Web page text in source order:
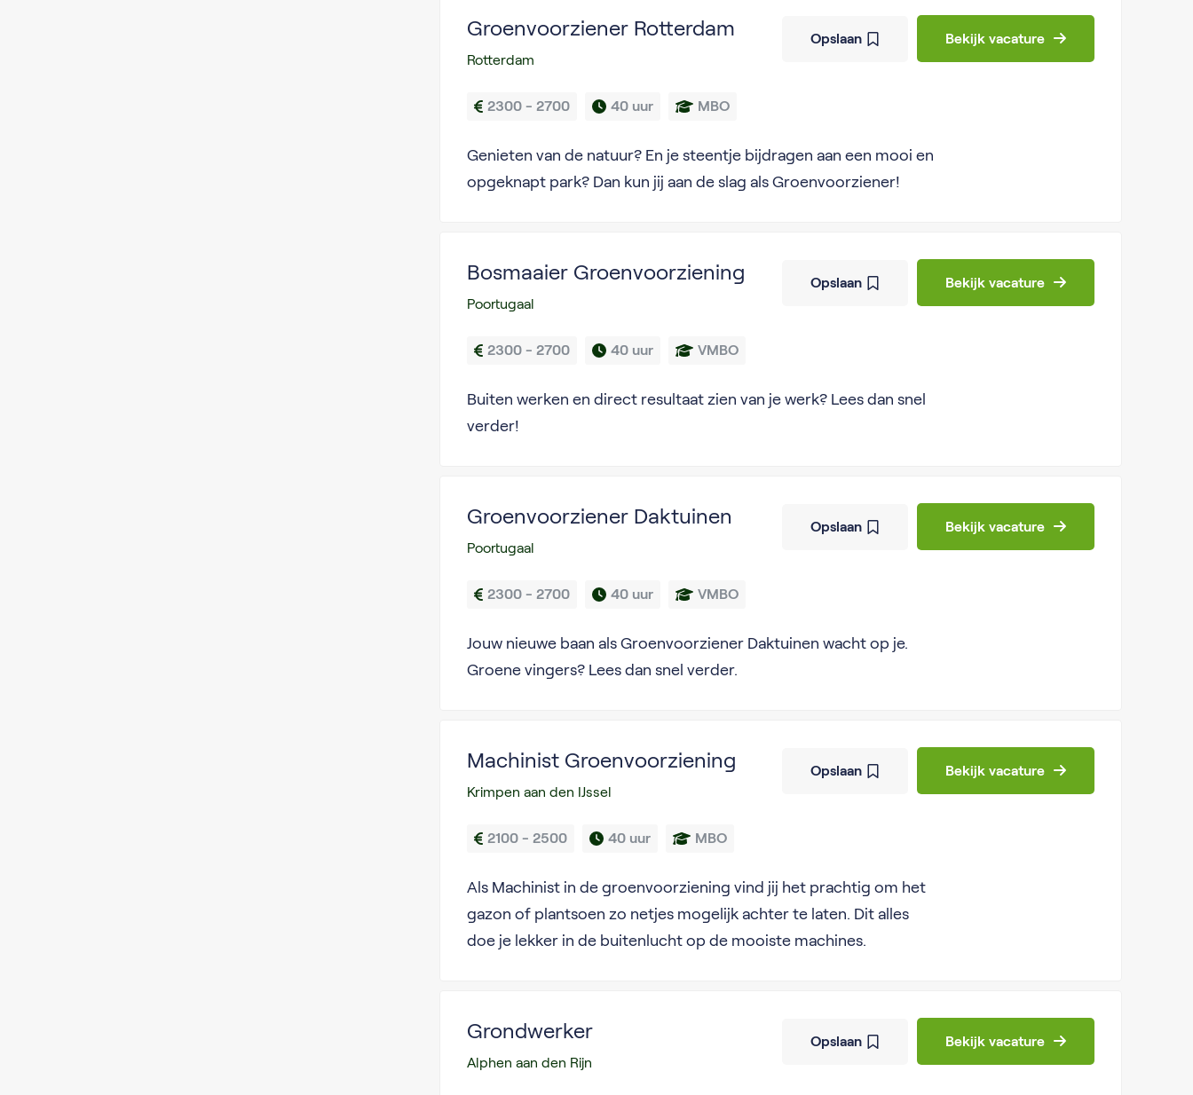
Groenvoorziener Rotterdam
Rotterdam
2300 - 2700 40 uur MBO
Genieten van de natuur? En je steentje bijdragen aan een mooi en
opgeknapt park? Dan kun jij aan de slag als Groenvoorziener!
Opslaan Bekijk vacature
Bosmaaier Groenvoorziening
Poortugaal
2300 - 2700 40 uur VMBO
Buiten werken en direct resultaat zien van je werk? Lees dan snel
verder!
Opslaan Bekijk vacature
Groenvoorziener Daktuinen
Poortugaal
2300 - 2700 40 uur VMBO
Jouw nieuwe baan als Groenvoorziener Daktuinen wacht op je.
Groene vingers? Lees dan snel verder.
Opslaan Bekijk vacature
Machinist Groenvoorziening
Krimpen aan den IJssel
2100 - 2500 40 uur MBO
Als Machinist in de groenvoorziening vind jij het prachtig om het
gazon of plantsoen zo netjes mogelijk achter te laten. Dit alles
doe je lekker in de buitenlucht op de mooiste machines.
Opslaan Bekijk vacature
Grondwerker
Alphen aan den Rijn
Opslaan Bekijk vacature